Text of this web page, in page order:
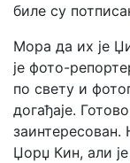
биле су
Мора да их је
је фото-
по свету и
догађаје.
Џорџ Кин, али